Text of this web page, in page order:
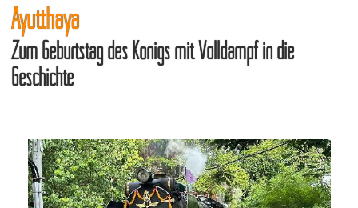
Ayutthaya
Zum Geburtstag des Königs mit Volldampf in die
Geschichte